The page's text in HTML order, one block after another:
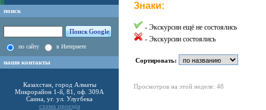
Знаки:
- Экскурсии ещё не состоялись
- Экскурсии состоялись
Сортировать:
Просмотров на этой неделе: 48
поиск
по сайту в Интернете
наши контакты
Казахстан, город Алматы
Микрорайон 1-й, 81, оф. 309А
Саина, уг. ул. Улугбека
схема проезда